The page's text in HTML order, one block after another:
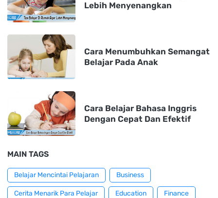
Lebih Menyenangkan
Cara Menumbuhkan Semangat
Belajar Pada Anak
Cara Belajar Bahasa Inggris
Dengan Cepat Dan Efektif
MAIN TAGS
Belajar Mencintai Pelajaran Business
Cerita Menarik Para Pelajar Education Finance